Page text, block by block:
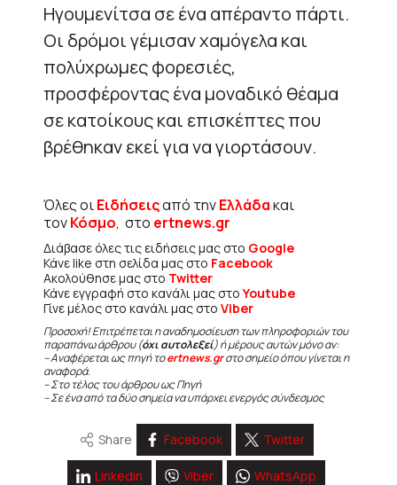
Ηγουμενίτσα σε ένα απέραντο πάρτι.
Οι δρόμοι γέμισαν χαμόγελα και
πολύχρωμες φορεσιές,
προσφέροντας ένα μοναδικό θέαμα
σε κατοίκους και επισκέπτες που
βρέθηκαν εκεί για να γιορτάσουν.
Όλες οιΕιδήσειςαπό τηνΕλλάδακαι
τονΚόσμο, στο ertnews.gr
Διάβασε όλες τις ειδήσεις μας στο Google
Κάνε like στη σελίδα μας στο Facebook
Ακολούθησε μας στο Twitter
Κάνε εγγραφή στο κανάλι μας στοYoutube
Γίνε μέλος στο κανάλι μας στο Viber
Προσοχή! Επιτρέπεται η αναδημοσίευση των πληροφοριών του
παραπάνω άρθρου (όχι αυτολεξεί) ή μέρους αυτών μόνο αν:
– Αναφέρεται ως πηγή τοertnews.grστο σημείο όπου γίνεται η
αναφορά.
– Στο τέλος του άρθρου ως Πηγή
– Σε ένα από τα δύο σημεία να υπάρχει ενεργός σύνδεσμος
Share Facebook Twitter
Linkedin Viber WhatsApp